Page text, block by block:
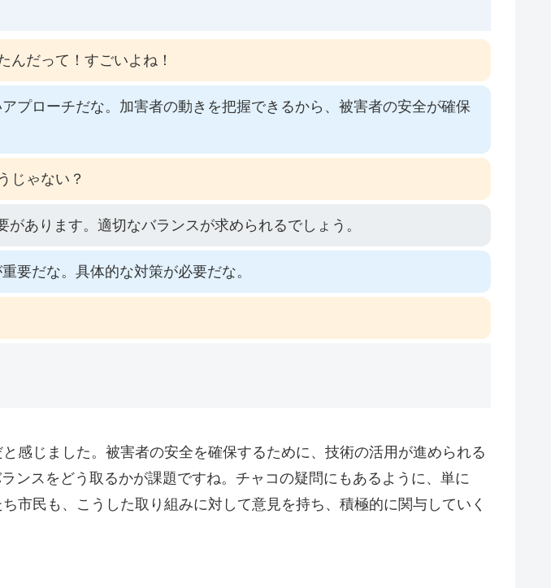
んだって！すごいよね！
プローチだな。加害者の動きを把握できるから、被害者の安全が確保
じゃない？
あります。適切なバランスが求められるでしょう。
要だな。具体的な対策が必要だな。
感じました。被害者の安全を確保するために、技術の活用が進められる
ンスをどう取るかが課題ですね。チャコの疑問にもあるように、単に
市民も、こうした取り組みに対して意見を持ち、積極的に関与していく